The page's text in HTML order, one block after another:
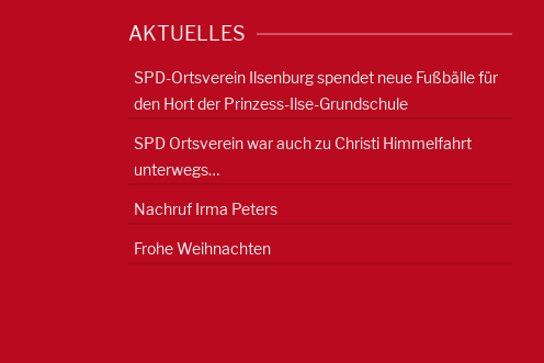
AKTUELLES
SPD-Ortsverein Ilsenburg spendet neue Fußbälle für
den Hort der Prinzess-Ilse-Grundschule
SPD Ortsverein war auch zu Christi Himmelfahrt
unterwegs…
Nachruf Irma Peters
Frohe Weihnachten